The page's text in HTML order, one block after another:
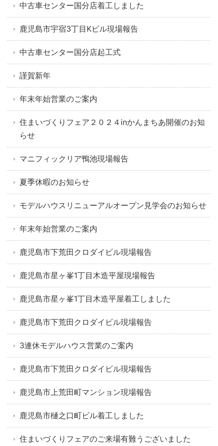
中古車センター国分店着工しました
鹿児島市宇宿3丁目Kビル現場報告
中古車センター国分店起工式
謹賀新年
年末年始営業のご案内
住まいづくりフェア２０２４inかんまちあ開催のお知
らせ
マニフィックリア鴨池現場報告
夏季休暇のお知らせ
モデルハウスリニューアルオープン見学会のお知らせ
年末年始営業のご案内
鹿児島市下荒田クロダイビル現場報告
鹿児島市星ヶ峯1丁目木造平屋現場報告
鹿児島市星ヶ峯1丁目木造平屋着工しました
鹿児島市下荒田クロダイビル現場報告
3連休モデルハウス営業のご案内
鹿児島市下荒田クロダイビル現場報告
鹿児島市上荒田町マンション現場報告
鹿児島市樋之口町ビル着工しました
住まいづくりフェアのご来場有難うございました